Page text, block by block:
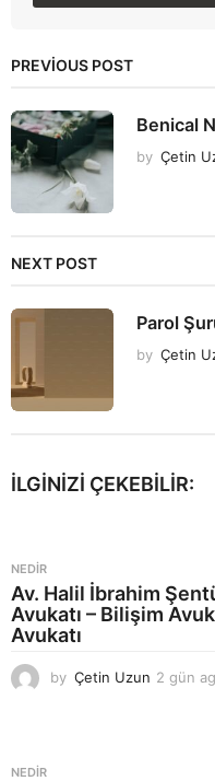
PREVIOUS POST
Benical
by Çetin
NEXT POST
Parol
by Çetin
İLGINIZI ÇEKEBILIR:
NEDIR
Av. Halil İbrahim
Avukatı – Bilişim
Avukatı
by Çetin Uzun 2 gün
NEDIR